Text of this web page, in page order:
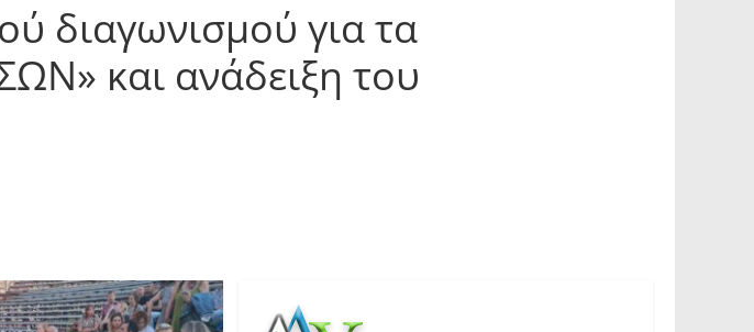
διαγωνισμού για τα
και ανάδειξη του